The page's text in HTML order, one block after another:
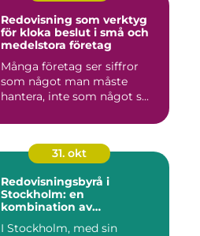
Redovisning som verktyg
för kloka beslut i små och
medelstora företag
Många företag ser siffror
som något man måste
hantera, inte som något s...
31. okt
Redovisningsbyrå i
Stockholm: en
kombination av
personlig service
I Stockholm, med sin